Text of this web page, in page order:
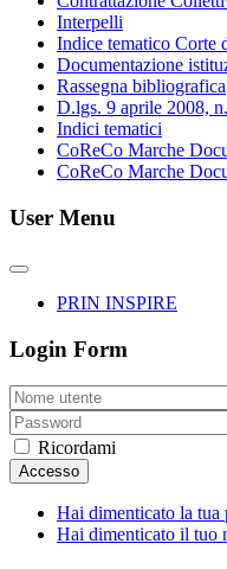
Interpelli
Indice tematico Corte
Documentazione
Rassegna bibliografica
D.lgs. 9 aprile 2008,
Indici tematici
CoReCo Marche
CoReCo Marche
User Menu
PRIN INSPIRE
Login Form
Ricordami
Accesso
Hai dimenticato la tua
Hai dimenticato il tuo